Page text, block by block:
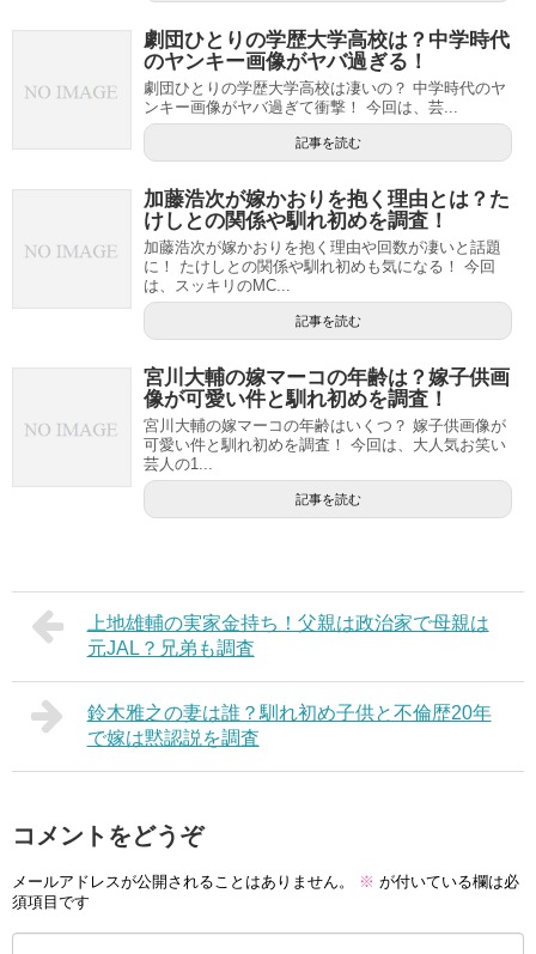
劇団ひとりの学歴大学高校は？中学時代
のヤンキー画像がヤバ過ぎる！
劇団ひとりの学歴大学高校は凄いの？ 中学時代のヤ
ンキー画像がヤバ過ぎて衝撃！ 今回は、芸...
記事を読む
加藤浩次が嫁かおりを抱く理由とは？た
けしとの関係や馴れ初めを調査！
加藤浩次が嫁かおりを抱く理由や回数が凄いと話題
に！ たけしとの関係や馴れ初めも気になる！ 今回
は、スッキリのMC...
記事を読む
宮川大輔の嫁マーコの年齢は？嫁子供画
像が可愛い件と馴れ初めを調査！
宮川大輔の嫁マーコの年齢はいくつ？ 嫁子供画像が
可愛い件と馴れ初めを調査！ 今回は、大人気お笑い
芸人の1...
記事を読む
上地雄輔の実家金持ち！父親は政治家で母親は
元JAL？兄弟も調査
鈴木雅之の妻は誰？馴れ初め子供と不倫歴20年
で嫁は黙認説を調査
コメントをどうぞ
メールアドレスが公開されることはありません。 ※ が付いている欄は必
須項目です